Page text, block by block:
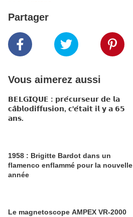
Partager
Vous aimerez aussi
𝗕𝗘𝗟𝗚𝗜𝗤𝗨𝗘 : 𝗽𝗿𝗲́𝗰𝘂𝗿𝘀𝗲𝘂𝗿 𝗱𝗲 𝗹𝗮
𝗰𝗮̂𝗯𝗹𝗼𝗱𝗶𝗳𝗳𝘂𝘀𝗶𝗼𝗻, 𝗰'𝗲́𝘁𝗮𝗶𝘁 𝗶𝗹 𝘆 𝗮 𝟲𝟱
𝗮𝗻𝘀.
1958 : Brigitte Bardot dans un
flamenco enflammé pour la nouvelle
année
Le magnetoscope AMPEX VR-2000